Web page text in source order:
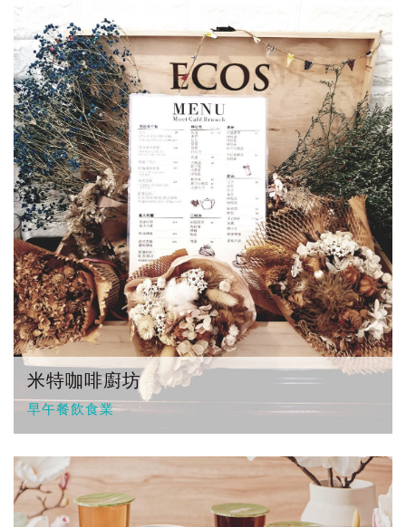
米特咖啡廚坊
早午餐飲食業